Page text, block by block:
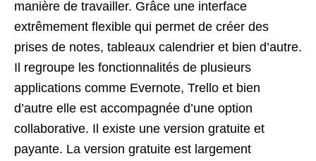
manière de travailler. Grâce une interface
extrêmement flexible qui permet de créer des
prises de notes, tableaux calendrier et bien d’autre.
Il regroupe les fonctionnalités de plusieurs
applications comme Evernote, Trello et bien
d’autre elle est accompagnée d’une option
collaborative. Il existe une version gratuite et
payante. La version gratuite est largement